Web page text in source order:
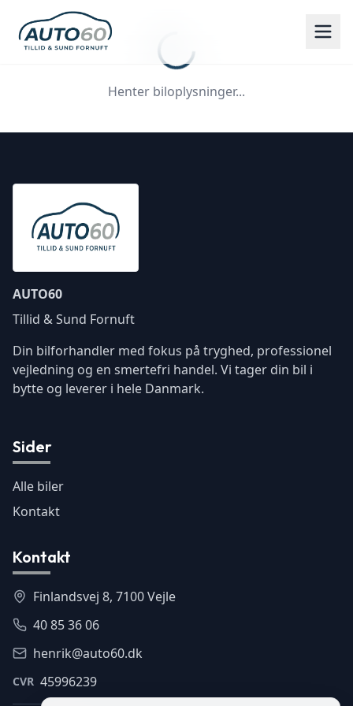
Henter biloplysninger...
AUTO60
Tillid & Sund Fornuft
Din bilforhandler med fokus på tryghed, professionel
vejledning og en smertefri handel. Vi tager din bil i
bytte og leverer i hele Danmark.
Sider
Alle biler
Kontakt
Kontakt
Finlandsvej 8, 7100 Vejle
40 85 36 06
henrik@auto60.dk
CVR 45996239